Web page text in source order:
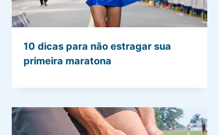
10 dicas para não estragar sua
primeira maratona